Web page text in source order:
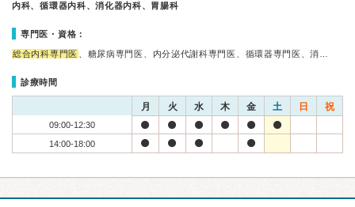
内科、循環器内科、消化器内科、胃腸科
専門医・資格：
総合内科専門医 、糖尿病専門医、内分泌代謝科専門医、循環器専門医、消…
診療時間
月 火 水 木 金 土 日 祝
09:00-12:30
14:00-18:00